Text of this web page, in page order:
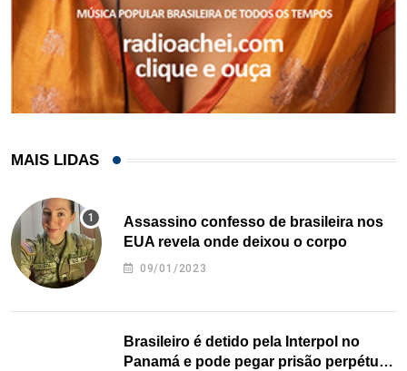
MAIS LIDAS
Assassino confesso de brasileira nos
EUA revela onde deixou o corpo
09/01/2023
Brasileiro é detido pela Interpol no
Panamá e pode pegar prisão perpétua